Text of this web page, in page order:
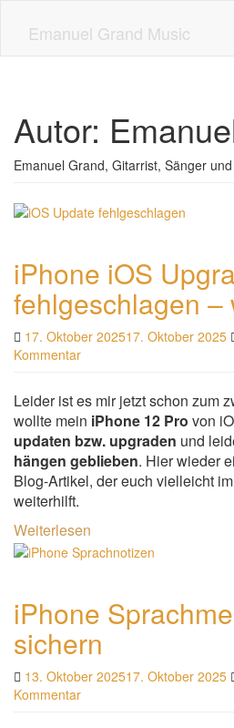
Emanuel Grand Music
Autor:
Emanuel Grand, Gitarrist, Sänger
iPhone iOS
fehlgeschlagen –
17. Oktober 202517. Oktober 2025
Kommentar
Leider ist es mir jetzt schon zum
wollte mein iPhone 12 Pro von
updaten bzw. upgraden und
hängen geblieben. Hier wieder
Blog-Artikel, der euch vielleicht
weiterhilft.
Weiterlesen
iPhone
sichern
13. Oktober 202517. Oktober 2025
Kommentar